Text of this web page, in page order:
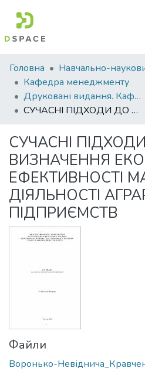
Фонди
та
зібрання
Пошук за критеріями
Статистика
Головна
Кафедра менеджменту
Друковані видання. Кафедра менеджменту ім. І.А. Маркіної
СУЧАСНІ ПІДХОДИ ДО ВИЗНАЧЕННЯ ЕКОНОМІЧНОЇ ЕФЕКТИВНОСТІ МАРКЕТИНГОВОЇ ДІЯЛЬНОСТІ АГРАРНИХ ПІДПРИЄМСТВ
СУЧАСНІ
ВИЗНАЧЕННЯ
ЕФЕКТИВНОСТІ
ДІЯЛЬНОСТІ
ПІДПРИЄМСТВ
Файли
Воронько-